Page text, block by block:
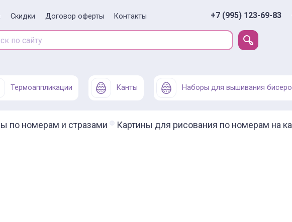
Скидки Договор оферты Контакты +7 (995) 123-69-83
Термоаппликации Канты Наборы для вышивания
по номерам и стразами Картины для рисования по номерам на